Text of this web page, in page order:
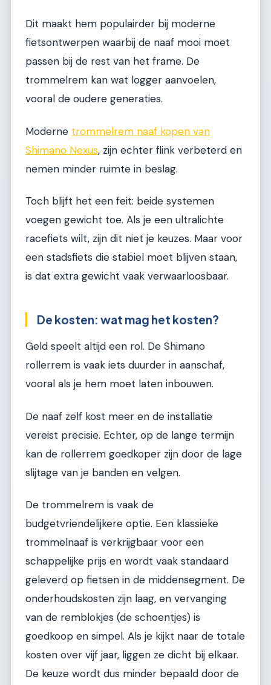
Dit maakt hem populairder bij moderne
fietsontwerpen waarbij de naaf mooi moet
passen bij de rest van het frame. De
trommelrem kan wat logger aanvoelen,
vooral de oudere generaties.
Moderne trommelrem naaf kopen van
Shimano Nexus, zijn echter flink verbeterd en
nemen minder ruimte in beslag.
Toch blijft het een feit: beide systemen
voegen gewicht toe. Als je een ultralichte
racefiets wilt, zijn dit niet je keuzes. Maar voor
een stadsfiets die stabiel moet blijven staan,
is dat extra gewicht vaak verwaarloosbaar.
De kosten: wat mag het kosten?
Geld speelt altijd een rol. De Shimano
rollerrem is vaak iets duurder in aanschaf,
vooral als je hem moet laten inbouwen.
De naaf zelf kost meer en de installatie
vereist precisie. Echter, op de lange termijn
kan de rollerrem goedkoper zijn door de lage
slijtage van je banden en velgen.
De trommelrem is vaak de
budgetvriendelijkere optie. Een klassieke
trommelnaaf is verkrijgbaar voor een
schappelijke prijs en wordt vaak standaard
geleverd op fietsen in de middensegment. De
onderhoudskosten zijn laag, en vervanging
van de remblokjes (de schoentjes) is
goedkoop en simpel. Als je kijkt naar de totale
kosten over vijf jaar, liggen ze dicht bij elkaar.
De keuze wordt dus minder bepaald door de